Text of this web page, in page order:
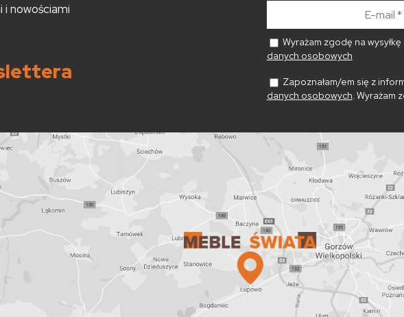
i nowościami
Wyrażam zgodę na
danych osobowych
Zapoznałam/em się z
danych osobowych. Wyrażam